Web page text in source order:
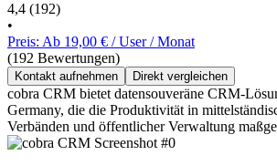
4,4 (192)
•
Preis: Ab 19,00 € / User / Monat
(192 Bewertungen)
Kontakt aufnehmen Direkt vergleichen
cobra CRM bietet datensouveräne CRM-
Germany, die die Produktivität in
Verbänden und öffentlicher Verwaltung